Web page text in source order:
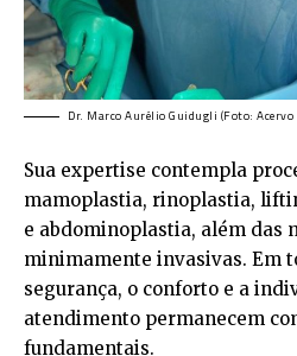
Dr. Marco Aurélio Guidugli (Foto: Acervo
Sua expertise contempla
mamoplastia, rinoplastia,
e abdominoplastia, além das
minimamente invasivas. Em
segurança, o conforto e a
atendimento permanecem
fundamentais.